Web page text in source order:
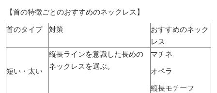
【首の特徴ごとのおすすめのネックレス】
首のタイプ
対策
おすすめのネック
レス
短い・太い
縦長ラインを意識した長めの
ネックレスを選ぶ。
マチネ
オペラ
縦長モチーフ